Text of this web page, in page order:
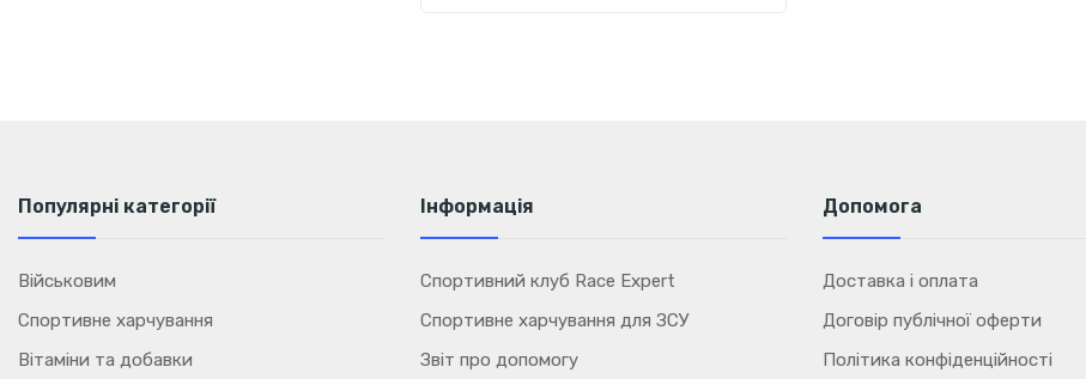
Популярні категорії
Військовим
Спортивне харчування
Вітаміни та добавки
Інформація
Спортивний клуб Race Expert
Спортивне харчування для ЗСУ
Звіт про допомогу
Допомога
Доставка і оплата
Договір публічної оферти
Політика конфіденційності